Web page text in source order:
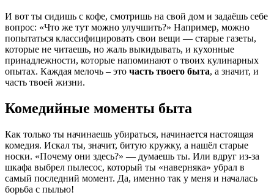
И вот ты сидишь с кофе, смотришь на свой дом и задаёшь себе
вопрос: «Что же тут можно улучшить?» Например, можно
попытаться классифицировать свои вещи — старые газеты,
которые не читаешь, но жаль выкидывать, и кухонные
принадлежности, которые напоминают о твоих кулинарных
опытах. Каждая мелочь – это часть твоего быта, а значит, и
часть твоей жизни.
Комедийные моменты быта
Как только ты начинаешь убираться, начинается настоящая
комедия. Искал ты, значит, битую кружку, а нашёл старые
носки. «Почему они здесь?» — думаешь ты. Или вдруг из-за
шкафа выбрел пылесос, который ты «наверняка» убрал в
самый последний момент. Да, именно так у меня и началась
борьба с пылью!